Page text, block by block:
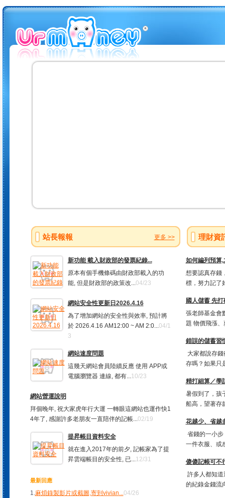
站長報報 更多 >>
新功能 載入財政部的發票紀錄...
原本有個手機條碼由財政部載入的功
能, 但是財政部的政策改...04/23
網站安全性更新日2026.4.16
為了增加網站的安全性與效率, 預計將
於 2026.4.16 AM12:00 ~ AM 2:0...04/1
3
網站速度問題
這幾天網站會員陸續反應 使用 APP或
電腦瀏覽器 連線, 都有...10/23
網站營運說明
拜個晚年, 祝大家虎年行大運 一轉眼這網站也運作快1
4年了, 感謝許多老朋友一直陪伴的記帳...02/19
提昇帳目資料安全
就在進入2017年的前夕, 記帳家為了提
昇雲端帳目的安全性, 已...12/31
最新回應
1.麻煩錄製影片或截圖,寄到vivian...04/26
理財資
如何編列預算
想要認真存錢
標，努力記了
國人儲蓄 先
張老師基金會
題 物價飛漲
錯誤的儲蓄習
大家都說存
存嗎？如果只
精打細算／學
暑假到了，孩
船高，望著存
花越少、省越
省錢的一小
一件衣服、或
傻傻記帳可不
許多人都知
的紀錄金錢流